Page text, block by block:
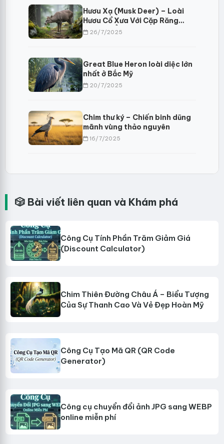
Hươu Xạ (Musk Deer) – Loài
Hươu Cổ Xưa Với Cặp Răng
Nanh Bí Ẩn
26/7/2025
Great Blue Heron loài diệc lớn
nhất ở Bắc Mỹ
20/7/2025
Chim thư ký – Chiến binh dũng
mãnh vùng thảo nguyên
16/7/2025
🎲 Bài viết liên quan và Khám phá
Công Cụ Tính Phần Trăm Giảm Giá
(Discount Calculator)
Chim Thiên Đường Châu Á – Biểu Tượng
Của Sự Thanh Cao Và Vẻ Đẹp Hoàn Mỹ
Công Cụ Tạo Mã QR (QR Code
Generator)
Công cụ chuyển đổi ảnh JPG sang WEBP
online miễn phí